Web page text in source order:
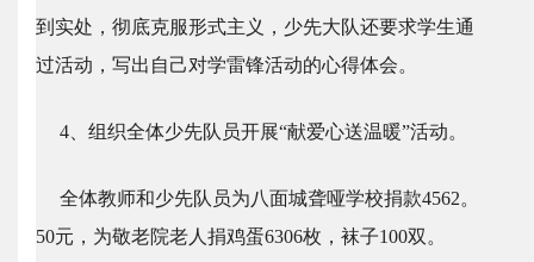
到实处，彻底克服形式主义，少先大队还要求学生通
过活动，写出自己对学雷锋活动的心得体会。
4、组织全体少先队员开展“献爱心送温暖”活动。
全体教师和少先队员为八面城聋哑学校捐款4562。
50元，为敬老院老人捐鸡蛋6306枚，袜子100双。